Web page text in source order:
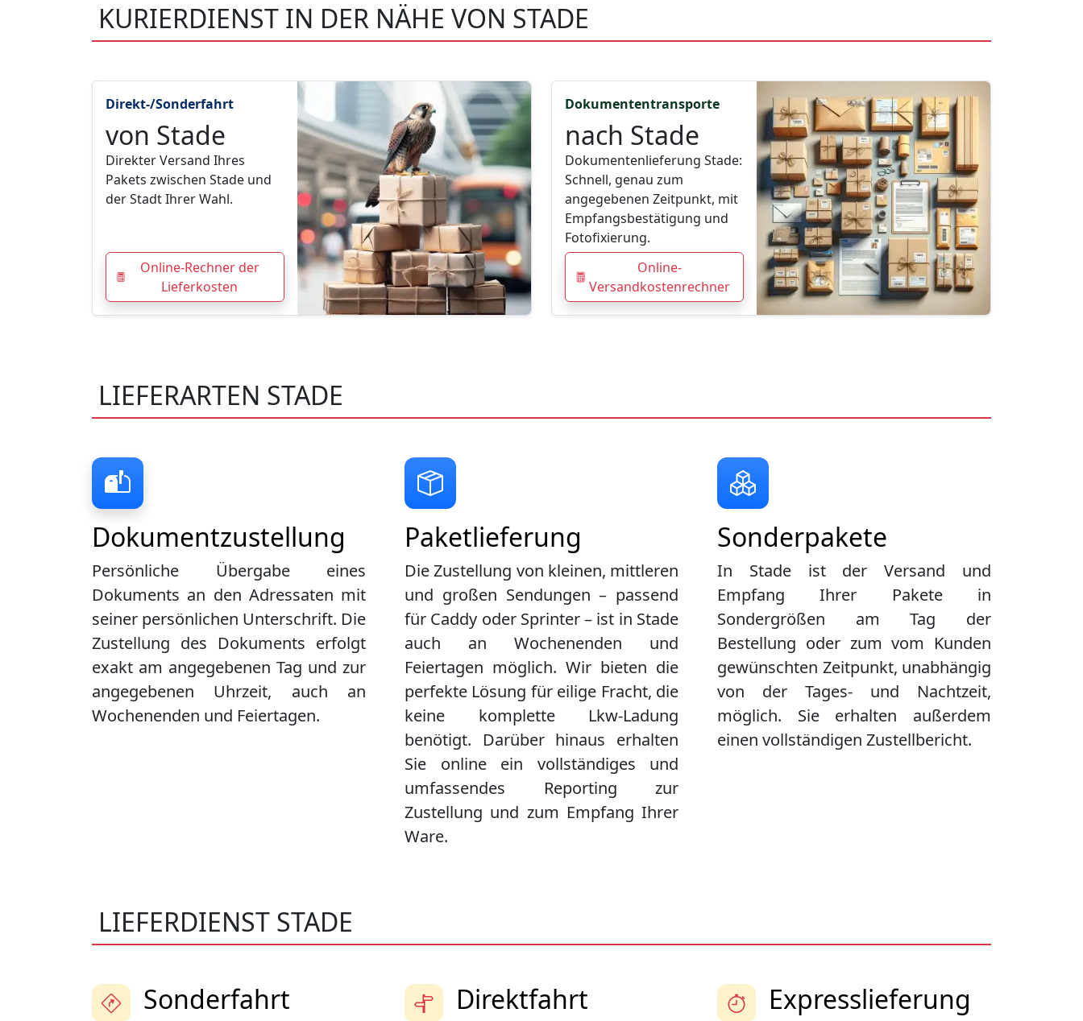
KURIERDIENST IN DER NÄHE VON STADE
Direkt-/Sonderfahrt
von Stade
Direkter Versand Ihres
Pakets zwischen Stade und
der Stadt Ihrer Wahl.
Online-Rechner der
Lieferkosten
Dokumententransporte
nach Stade
Dokumentenlieferung Stade:
Schnell, genau zum
angegebenen Zeitpunkt, mit
Empfangsbestätigung und
Fotofixierung.
Online-
Versandkostenrechner
LIEFERARTEN STADE
Dokumentzustellung
Persönliche Übergabe eines
Dokuments an den Adressaten mit
seiner persönlichen Unterschrift. Die
Zustellung des Dokuments erfolgt
exakt am angegebenen Tag und zur
angegebenen Uhrzeit, auch an
Wochenenden und Feiertagen.
Paketlieferung
Die Zustellung von kleinen, mittleren
und großen Sendungen – passend
für Caddy oder Sprinter – ist in Stade
auch an Wochenenden und
Feiertagen möglich. Wir bieten die
perfekte Lösung für eilige Fracht, die
keine komplette Lkw-Ladung
benötigt. Darüber hinaus erhalten
Sie online ein vollständiges und
umfassendes Reporting zur
Zustellung und zum Empfang Ihrer
Ware.
Sonderpakete
In Stade ist der Versand und
Empfang Ihrer Pakete in
Sondergrößen am Tag der
Bestellung oder zum vom Kunden
gewünschten Zeitpunkt, unabhängig
von der Tages- und Nachtzeit,
möglich. Sie erhalten außerdem
einen vollständigen Zustellbericht.
LIEFERDIENST STADE
Sonderfahrt Direktfahrt Expresslieferung